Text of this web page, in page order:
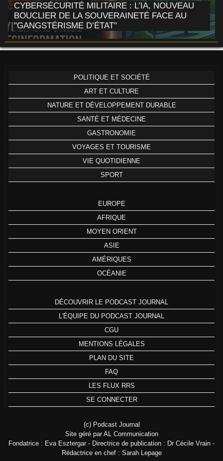
CYBERSÉCURITÉ MILITAIRE : L’IA, NOUVEAU
BOUCLIER DE LA SOUVERAINETÉ FACE AU
"GANGSTÉRISME D’ÉTAT"
POLITIQUE ET SOCIÉTÉ
ART ET CULTURE
NATURE ET DÉVELOPPEMENT DURABLE
SANTÉ ET MÉDECINE
GASTRONOMIE
VOYAGES ET TOURISME
VIE QUOTIDIENNE
SPORT
EUROPE
AFRIQUE
MOYEN ORIENT
ASIE
AMÉRIQUES
OCÉANIE
DÉCOUVRIR LE PODCAST JOURNAL
L'ÉQUIPE DU PODCAST JOURNAL
CGU
MENTIONS LÉGALES
PLAN DU SITE
FAQ
LES FLUX RRS
SE CONNECTER
(c) Podcast Journal
Site géré par AL Communication
Fondatrice : Eva Esztergar - Directrice de publication : Dr Cécile Vrain -
Rédactrice en chef : Sarah Lepage